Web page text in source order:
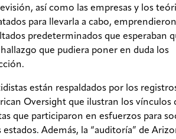
así como las empresas y los
para llevarla a cabo,
predeterminados que esperaban
que pudiera poner en duda los
están respaldados por los
Oversight que ilustran los vínculos
que participaron en esfuerzos para
Además, la “auditoría” de